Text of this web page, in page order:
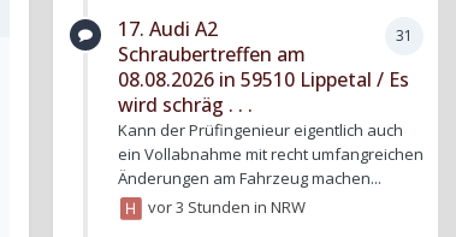
31
17. Audi A2
Schraubertreffen am
08.08.2026 in 59510 Lippetal / Es
wird schräg . . .
Kann der Prüfingenieur eigentlich auch
ein Vollabnahme mit recht umfangreichen
Änderungen am Fahrzeug machen...
vor 3 Stunden inNRW